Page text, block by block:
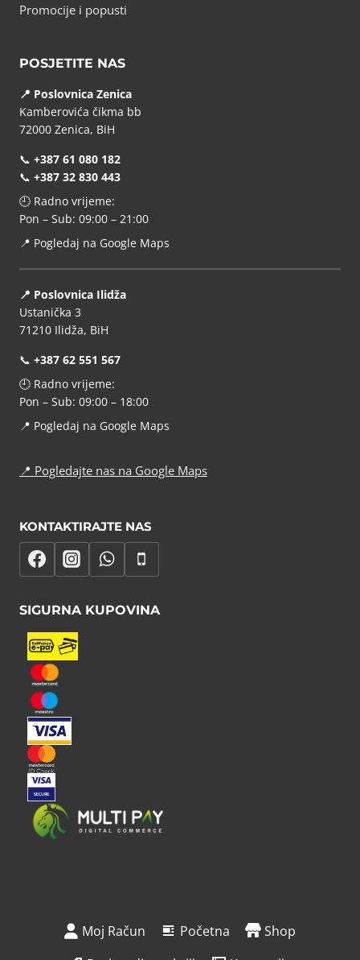
Promocije i popusti
POSJETITE NAS
📍 Poslovnica Zenica
Kamberovića čikma bb
72000 Zenica, BiH
📞 +387 61 080 182
📞 +387 32 830 443
🕘 Radno vrijeme:
Pon – Sub: 09:00 – 21:00
📍 Pogledaj na Google Maps
📍 Poslovnica Ilidža
Ustanička 3
71210 Ilidža, BiH
📞 +387 62 551 567
🕘 Radno vrijeme:
Pon – Sub: 09:00 – 18:00
📍 Pogledaj na Google Maps
📍 Pogledajte nas na Google Maps
KONTAKTIRAJTE NAS
SIGURNA KUPOVINA
Moj Račun Početna
Shop